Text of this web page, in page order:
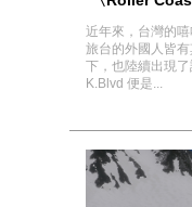
近年來，台灣的
旅台的外國人皆
下，也陸續出現
K.Blvd 便是...